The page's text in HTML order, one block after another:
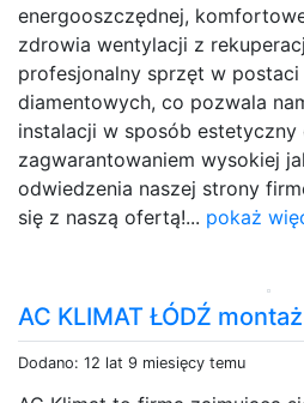
energooszczędnej,
zdrowia wentylacji z
profesjonalny sprzęt w
diamentowych, co pozwala
instalacji w sposób estetyczny
zagwarantowaniem wysokiej
odwiedzenia naszej strony
się z naszą ofertą!... pokaż
AC KLIMAT ŁÓDŹ
Dodano: 12 lat 9 miesięcy temu